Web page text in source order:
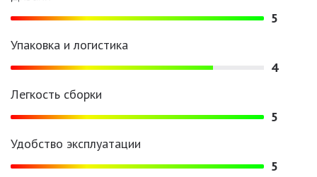
5
Упаковка и логистика
4
Легкость сборки
5
Удобство эксплуатации
5